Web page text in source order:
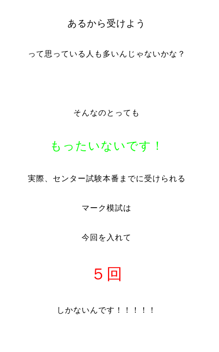
あるから受けよう
って思っている人も多いんじゃないかな？
そんなのとっても
もったいないです！
実際、センター試験本番までに受けられる
マーク模試は
今回を入れて
５回
しかないんです！！！！！